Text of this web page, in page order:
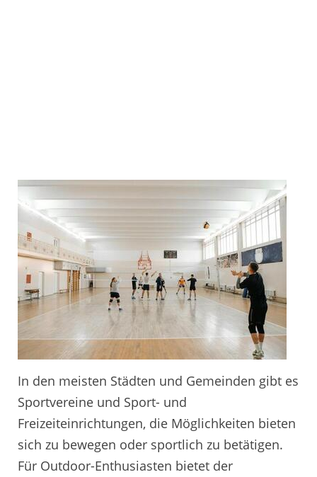
In den meisten Städten und Gemeinden gibt es
Sportvereine und Sport- und
Freizeiteinrichtungen, die Möglichkeiten bieten
sich zu bewegen oder sportlich zu betätigen.
Für Outdoor-Enthusiasten bietet der